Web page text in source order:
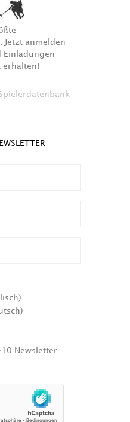
Jetzt anmelden
Einladungen
erhalten!
Newsletter